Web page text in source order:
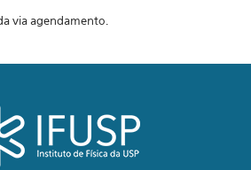
via agendamento.